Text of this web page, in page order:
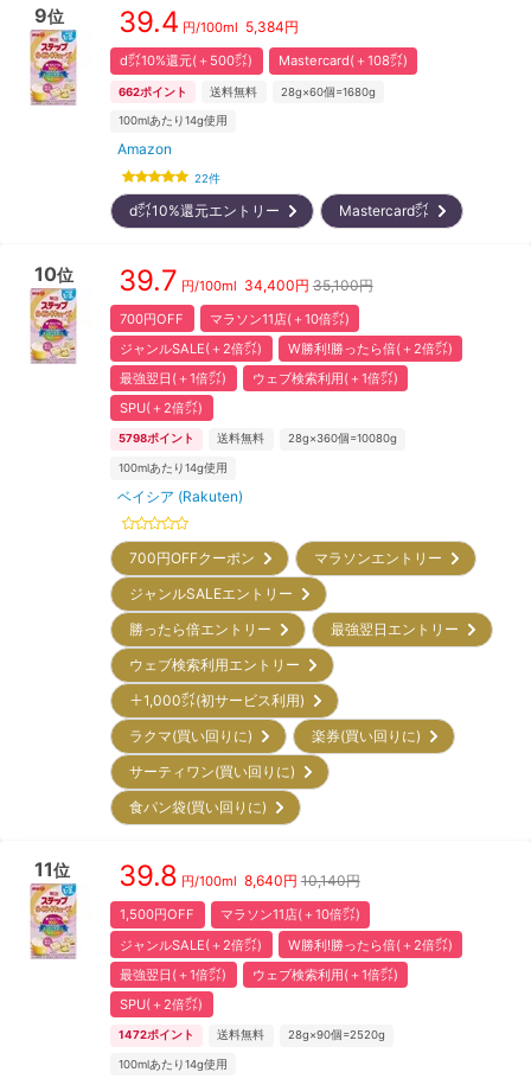
9位 39.4 円/100ml 5,384円
d㌽10%還元(＋500㌽) Mastercard(＋108㌽)
662ポイント 送料無料 28g×60個=1680g
100mlあたり14g使用
Amazon
22件
d㌽10%還元エントリー Mastercard㌽
10位 39.7 円/100ml 34,400円 35,100円
700円OFF
マラソン11店(＋10倍㌽)
ジャンルSALE(＋2倍㌽)
W勝利!勝ったら倍(＋2倍㌽)
最強翌日(＋1倍㌽)
ウェブ検索利用(＋1倍㌽)
SPU(＋2倍㌽)
5798ポイント 送料無料 28g×360個=10080g
100mlあたり14g使用
ベイシア (Rakuten)
700円OFFクーポン
マラソンエントリー
ジャンルSALEエントリー
勝ったら倍エントリー
最強翌日エントリー
ウェブ検索利用エントリー
＋1,000㌽(初サービス利用)
ラクマ(買い回りに)
楽券(買い回りに)
サーティワン(買い回りに)
食パン袋(買い回りに)
11位 39.8 円/100ml 8,640円 10,140円
1,500円OFF
マラソン11店(＋10倍㌽)
ジャンルSALE(＋2倍㌽)
W勝利!勝ったら倍(＋2倍㌽)
最強翌日(＋1倍㌽)
ウェブ検索利用(＋1倍㌽)
SPU(＋2倍㌽)
1472ポイント 送料無料 28g×90個=2520g
100mlあたり14g使用